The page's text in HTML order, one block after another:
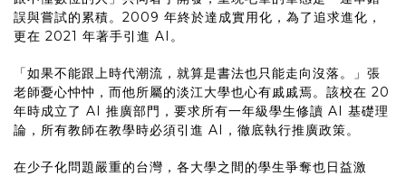
誤與嘗試的累積。2009 年終於達成實用化，為了追求進化，
更在 2021 年著手引進 AI。
「如果不能跟上時代潮流，就算是書法也只能走向沒落。」張
老師憂心忡忡，而他所屬的淡江大學也心有戚戚焉。該校在 20
年時成立了 AI 推廣部門，要求所有一年級學生修讀 AI 基礎理
論，所有教師在教學時必須引進 AI，徹底執行推廣政策。
在少子化問題嚴重的台灣，各大學之間的學生爭奪也日益激